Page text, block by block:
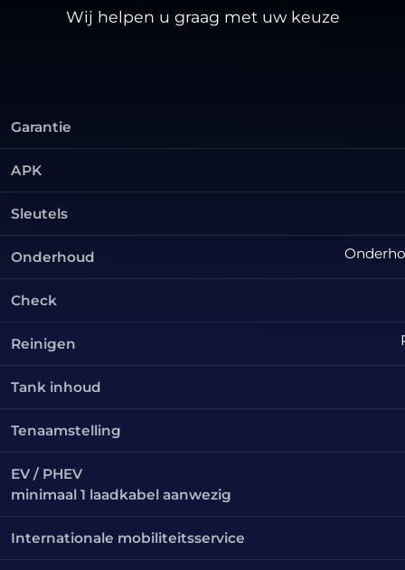
Wij helpen u graag met uw keuze
Garantie
APK
Sleutels
Onderhoud
Check
Reinigen
Tank inhoud
Tenaamstelling
EV / PHEV
minimaal 1 laadkabel aanwezig
Internationale mobiliteitsservice